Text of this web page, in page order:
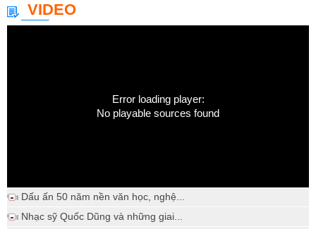
VIDEO
Error loading player:
No playable sources found
Dấu ấn 50 năm nền văn học, nghệ...
Nhạc sỹ Quốc Dũng và những giai...